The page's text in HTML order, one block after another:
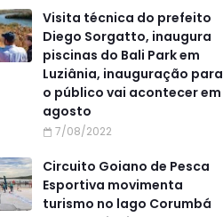
Visita técnica do prefeito
Diego Sorgatto, inaugura
piscinas do Bali Park em
Luziânia, inauguração para
o público vai acontecer em
agosto
7/08/2022
Circuito Goiano de Pesca
Esportiva movimenta
turismo no lago Corumbá